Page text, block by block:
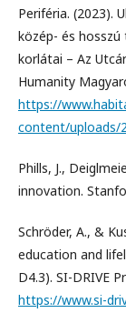
Periféria. (2023).
közép- és
korlátai – Az
Humanity
https://
content/uploads/
Phills, J.,
innovation.
Schröder, A., &
education and
D4.3). SI-DRIVE
https://www.si-